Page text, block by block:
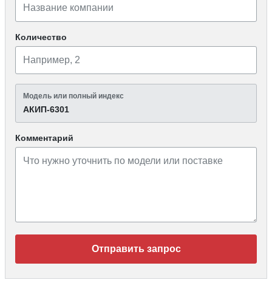
Количество
Модель или полный индекс
АКИП-6301
Комментарий
Отправить запрос